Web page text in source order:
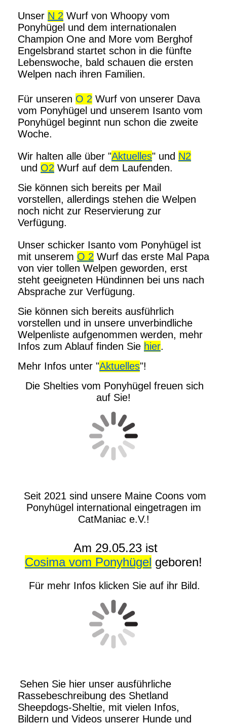
Unser N 2 Wurf von Whoopy vom
Ponyhügel und dem internationalen
Champion One and More vom Berghof
Engelsbrand startet schon in die fünfte
Lebenswoche, bald schauen die ersten
Welpen nach ihren Familien.
Für unseren O 2 Wurf von unserer Dava
vom Ponyhügel und unserem Isanto vom
Ponyhügel beginnt nun schon die zweite
Woche.
Wir halten alle über "Aktuelles" und N2
und O2 Wurf auf dem Laufenden.
Sie können sich bereits per Mail
vorstellen, allerdings stehen die Welpen
noch nicht zur Reservierung zur
Verfügung.
Unser schicker Isanto vom Ponyhügel ist
mit unserem O 2 Wurf das erste Mal Papa
von vier tollen Welpen geworden, erst
steht geeigneten Hündinnen bei uns nach
Absprache zur Verfügung.
Sie können sich bereits ausführlich
vorstellen und in unsere unverbindliche
Welpenliste aufgenommen werden, mehr
Infos zum Ablauf finden Sie hier.
Mehr Infos unter "Aktuelles"!
Die Shelties vom Ponyhügel freuen sich
auf Sie!
Seit 2021 sind unsere Maine Coons vom
Ponyhügel international eingetragen im
CatManiac e.V.!
Am 29.05.23 ist
Cosima vom Ponyhügel geboren!
Für mehr Infos klicken Sie auf ihr Bild.
Sehen Sie hier unser ausführliche
Rassebeschreibung des Shetland
Sheepdogs-Sheltie, mit vielen Infos,
Bildern und Videos unserer Hunde und